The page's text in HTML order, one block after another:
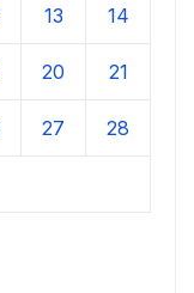
13 14
20 21
27 28